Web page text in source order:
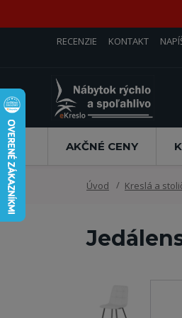
RECENZIE KONTAKT
AKČNÉ CENY
Úvod Kreslá a